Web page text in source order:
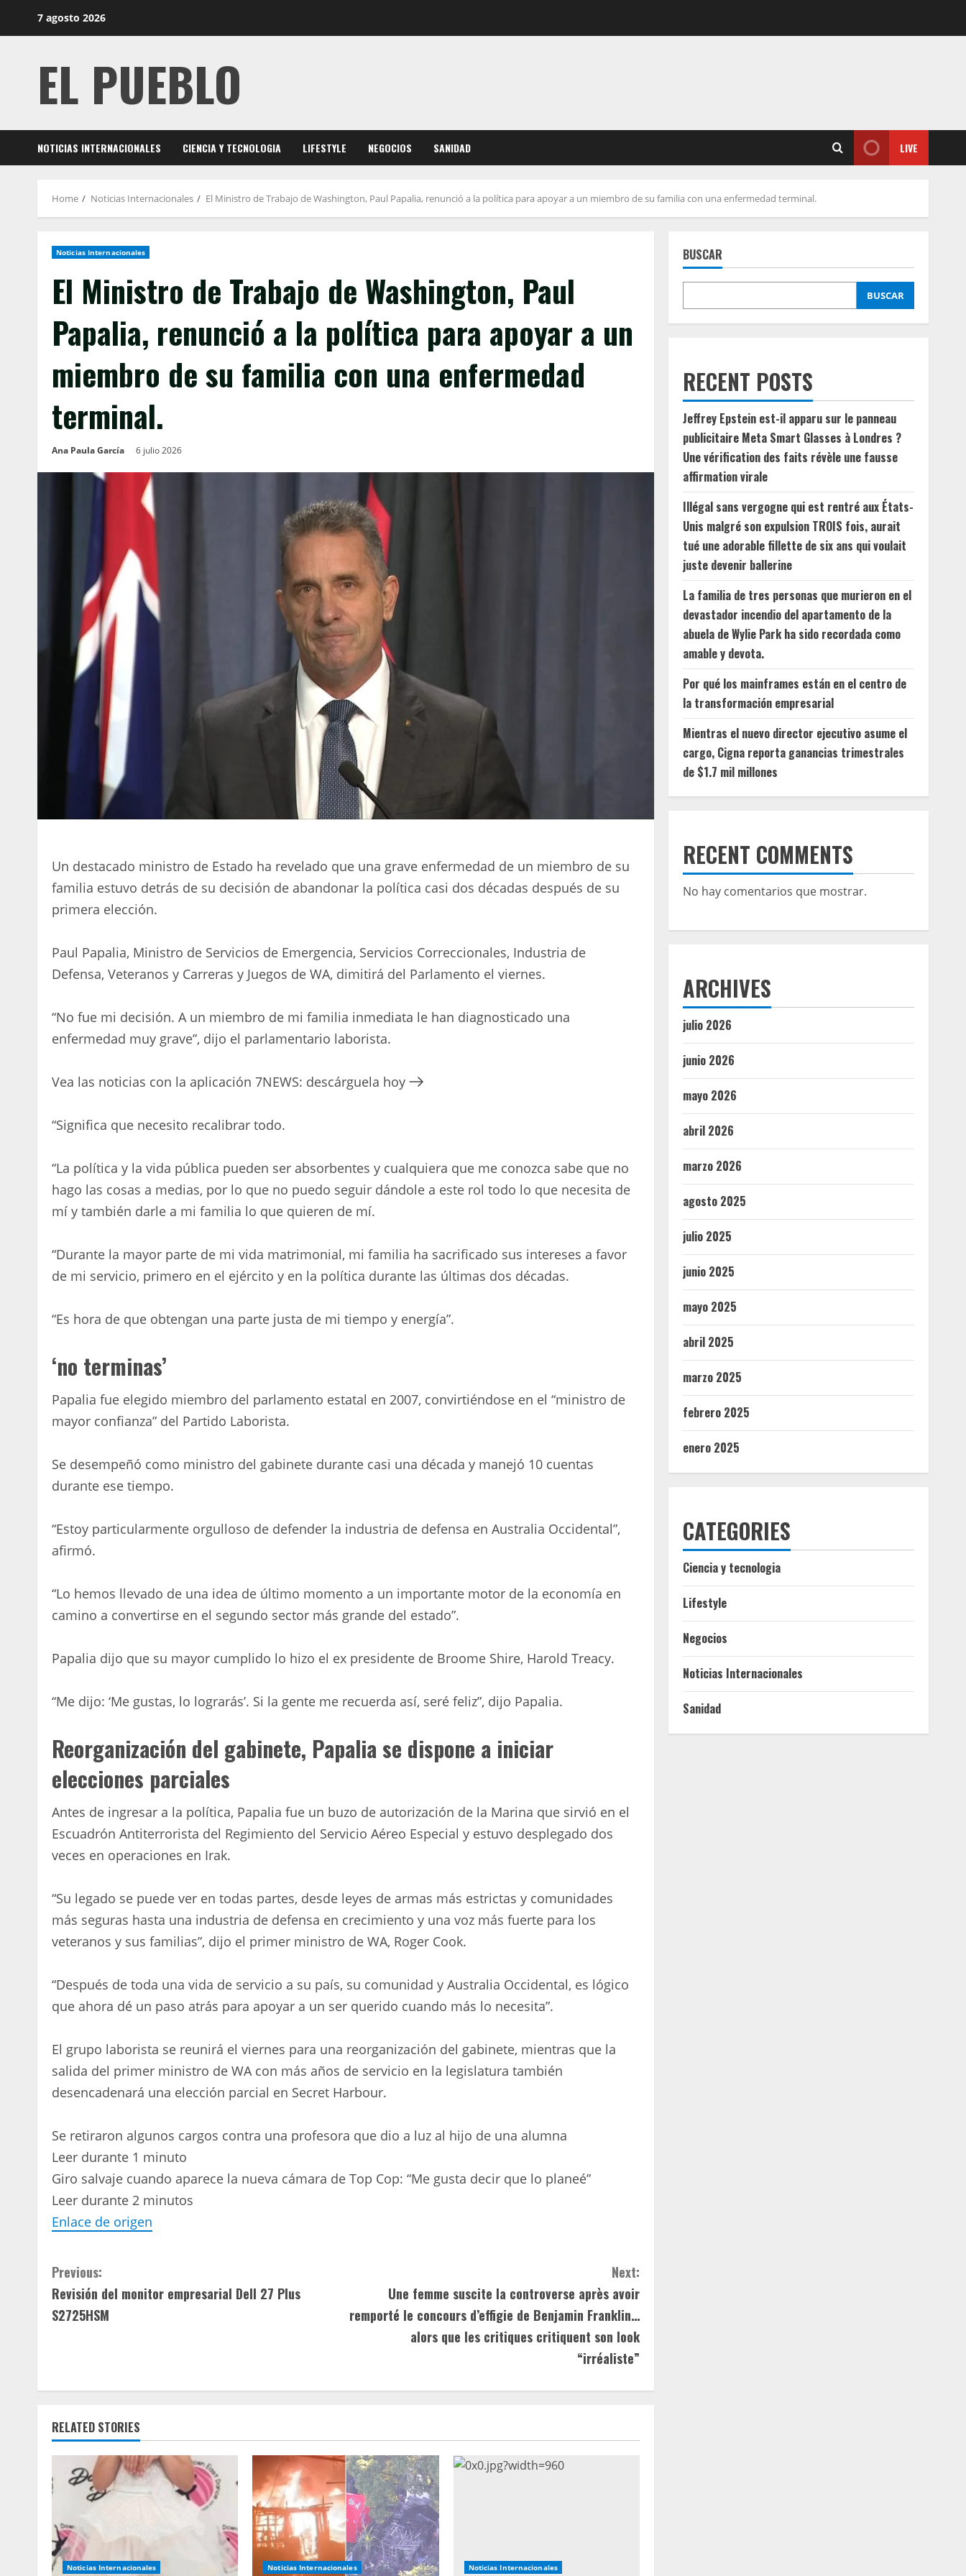
7 agosto 2026
EL PUEBLO
NOTICIAS INTERNACIONALES CIENCIA Y TECNOLOGIA LIFESTYLE NEGOCIOS SANIDAD LIVE
Home Noticias Internacionales El Ministro de Trabajo de Washington, Paul Papalia, renunció a la política para apoyar a un miembro de su familia con una enfermedad terminal.
Noticias Internacionales
El Ministro de Trabajo de Washington, Paul
Papalia, renunció a la política para apoyar a un
miembro de su familia con una enfermedad
terminal.
Ana Paula García 6 julio 2026
Un destacado ministro de Estado ha revelado que una grave enfermedad de un miembro de su
familia estuvo detrás de su decisión de abandonar la política casi dos décadas después de su
primera elección.
Paul Papalia, Ministro de Servicios de Emergencia, Servicios Correccionales, Industria de
Defensa, Veteranos y Carreras y Juegos de WA, dimitirá del Parlamento el viernes.
“No fue mi decisión. A un miembro de mi familia inmediata le han diagnosticado una
enfermedad muy grave”, dijo el parlamentario laborista.
Vea las noticias con la aplicación 7NEWS: descárguela hoy
“Significa que necesito recalibrar todo.
“La política y la vida pública pueden ser absorbentes y cualquiera que me conozca sabe que no
hago las cosas a medias, por lo que no puedo seguir dándole a este rol todo lo que necesita de
mí y también darle a mi familia lo que quieren de mí.
“Durante la mayor parte de mi vida matrimonial, mi familia ha sacrificado sus intereses a favor
de mi servicio, primero en el ejército y en la política durante las últimas dos décadas.
“Es hora de que obtengan una parte justa de mi tiempo y energía”.
‘no terminas’
Papalia fue elegido miembro del parlamento estatal en 2007, convirtiéndose en el “ministro de
mayor confianza” del Partido Laborista.
Se desempeñó como ministro del gabinete durante casi una década y manejó 10 cuentas
durante ese tiempo.
“Estoy particularmente orgulloso de defender la industria de defensa en Australia Occidental”,
afirmó.
“Lo hemos llevado de una idea de último momento a un importante motor de la economía en
camino a convertirse en el segundo sector más grande del estado”.
Papalia dijo que su mayor cumplido lo hizo el ex presidente de Broome Shire, Harold Treacy.
“Me dijo: ‘Me gustas, lo lograrás’. Si la gente me recuerda así, seré feliz”, dijo Papalia.
Reorganización del gabinete, Papalia se dispone a iniciar
elecciones parciales
Antes de ingresar a la política, Papalia fue un buzo de autorización de la Marina que sirvió en el
Escuadrón Antiterrorista del Regimiento del Servicio Aéreo Especial y estuvo desplegado dos
veces en operaciones en Irak.
“Su legado se puede ver en todas partes, desde leyes de armas más estrictas y comunidades
más seguras hasta una industria de defensa en crecimiento y una voz más fuerte para los
veteranos y sus familias”, dijo el primer ministro de WA, Roger Cook.
“Después de toda una vida de servicio a su país, su comunidad y Australia Occidental, es lógico
que ahora dé un paso atrás para apoyar a un ser querido cuando más lo necesita”.
El grupo laborista se reunirá el viernes para una reorganización del gabinete, mientras que la
salida del primer ministro de WA con más años de servicio en la legislatura también
desencadenará una elección parcial en Secret Harbour.
Se retiraron algunos cargos contra una profesora que dio a luz al hijo de una alumna
Leer durante 1 minuto
Giro salvaje cuando aparece la nueva cámara de Top Cop: “Me gusta decir que lo planeé”
Leer durante 2 minutos
Enlace de origen
C
o
i
n
u
e
R
e
Previous:
Revisión del monitor empresarial Dell 27 Plus
S2725HSM
Next:
Une femme suscite la controverse après avoir
remporté le concours d’effigie de Benjamin Franklin…
alors que les critiques critiquent son look
“irréaliste”
RELATED STORIES
Noticias Internacionales Noticias Internacionales Noticias Internacionales
BUSCAR
BUSCAR
RECENT POSTS
Jeffrey Epstein est-il apparu sur le panneau
publicitaire Meta Smart Glasses à Londres ?
Une vérification des faits révèle une fausse
affirmation virale
Illégal sans vergogne qui est rentré aux États-
Unis malgré son expulsion TROIS fois, aurait
tué une adorable fillette de six ans qui voulait
juste devenir ballerine
La familia de tres personas que murieron en el
devastador incendio del apartamento de la
abuela de Wylie Park ha sido recordada como
amable y devota.
Por qué los mainframes están en el centro de
la transformación empresarial
Mientras el nuevo director ejecutivo asume el
cargo, Cigna reporta ganancias trimestrales
de $1.7 mil millones
RECENT COMMENTS
No hay comentarios que mostrar.
ARCHIVES
julio 2026
junio 2026
mayo 2026
abril 2026
marzo 2026
agosto 2025
julio 2025
junio 2025
mayo 2025
abril 2025
marzo 2025
febrero 2025
enero 2025
CATEGORIES
Ciencia y tecnologia
Lifestyle
Negocios
Noticias Internacionales
Sanidad